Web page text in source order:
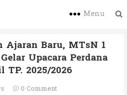
Menu
Baru, MTsN 1
Upacara Perdana
TP. 2025/2026
0 Comment